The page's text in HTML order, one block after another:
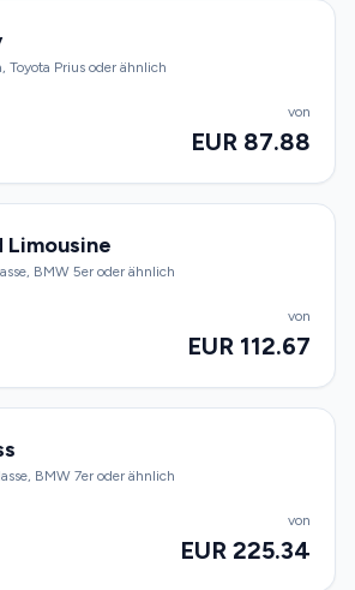
Toyota Prius oder ähnlich
von
EUR 87.88
Limousine
BMW 5er oder ähnlich
von
EUR 112.67
BMW 7er oder ähnlich
von
EUR 225.34